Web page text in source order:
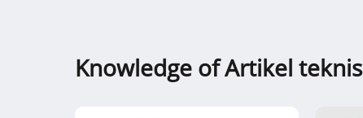
Knowledge of Artikel teknis